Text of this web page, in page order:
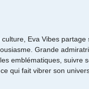
Eva Vibes partage
Grande
emblématiques, suivre
qui fait vibrer son